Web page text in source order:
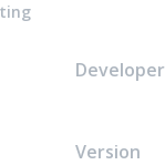
Developer
Version